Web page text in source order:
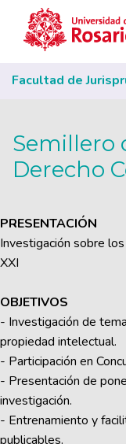
Pasar al contenido
Facultad de
Semillero
Derecho
PRESENTACIÓN
Investigación sobre
XXI
OBJETIVOS
- Investigación de
propiedad intelectual.
- Participación en
- Presentación de
investigación.
- Entrenamiento y
publicables.